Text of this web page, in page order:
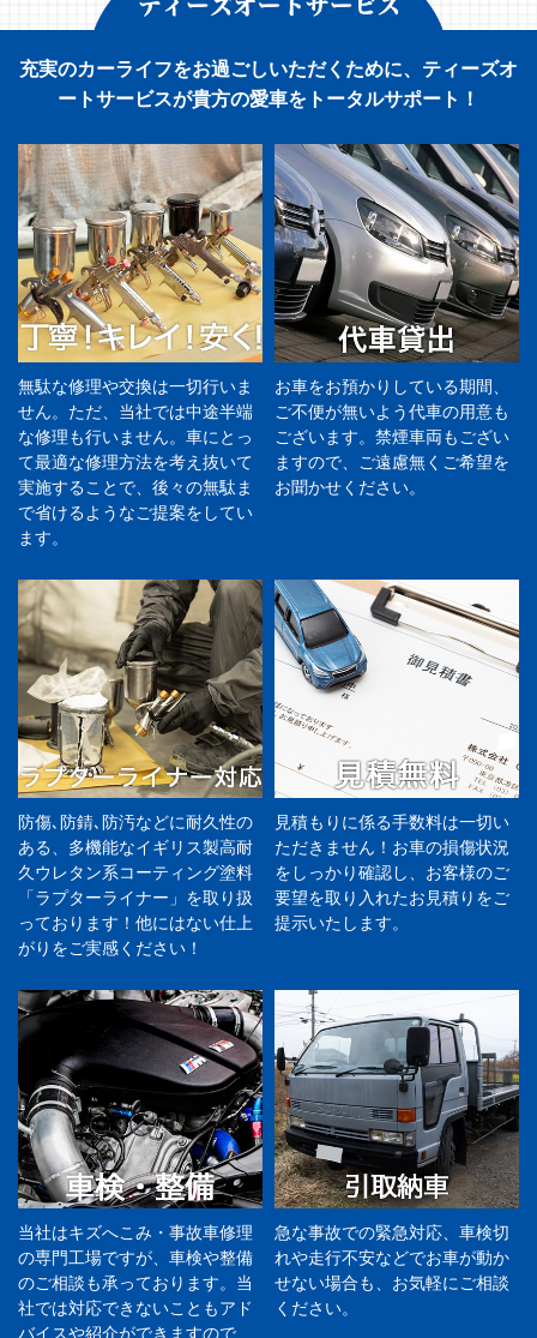
充実のカーライフをお過ごしいただくために、ティーズオ
ートサービスが貴方の愛車をトータルサポート！
無駄な修理や交換は一切行いま
せん。ただ、当社では中途半端
な修理も行いません。車にとっ
て最適な修理方法を考え抜いて
実施することで、後々の無駄ま
で省けるようなご提案をしてい
ます。
お車をお預かりしている期間、
ご不便が無いよう代車の用意も
ございます。禁煙車両もござい
ますので、ご遠慮無くご希望を
お聞かせください。
防傷､防錆､防汚などに耐久性の
ある、多機能なイギリス製高耐
久ウレタン系コーティング塗料
「ラプターライナー」を取り扱
っております！他にはない仕上
がりをご実感ください！
見積もりに係る手数料は一切い
ただきません！お車の損傷状況
をしっかり確認し、お客様のご
要望を取り入れたお見積りをご
提示いたします。
当社はキズへこみ・事故車修理
の専門工場ですが、車検や整備
のご相談も承っております。当
社では対応できないこともアド
バイスや紹介ができますので、
急な事故での緊急対応、車検切
れや走行不安などでお車が動か
せない場合も、お気軽にご相談
ください。